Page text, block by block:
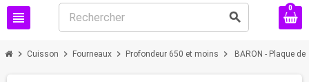
view_headline search
0
chevron_right Cuisson chevron_right Fourneaux chevron_right Profondeur 650 et moins chevron_right BARON - Plaque